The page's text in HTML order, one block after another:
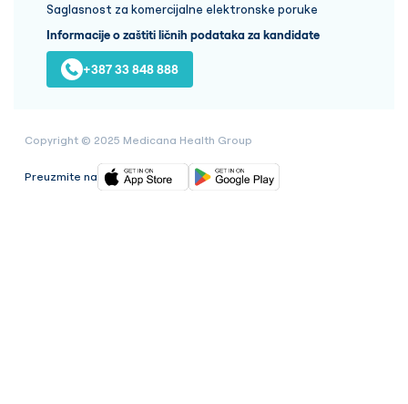
Saglasnost za komercijalne elektronske poruke
Informacije o zaštiti ličnih podataka za kandidate
+387 33 848 888
Copyright © 2025 Medicana Health Group
Preuzmite na